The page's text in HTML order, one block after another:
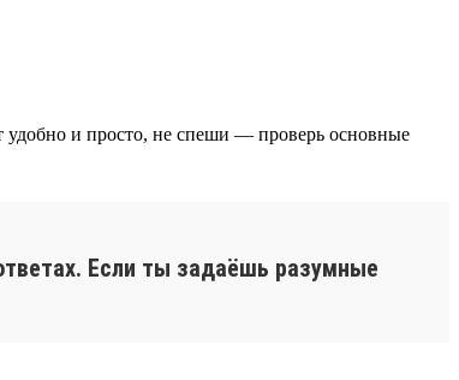
удобно и просто, не спеши — проверь основные
Если ты задаёшь разумные